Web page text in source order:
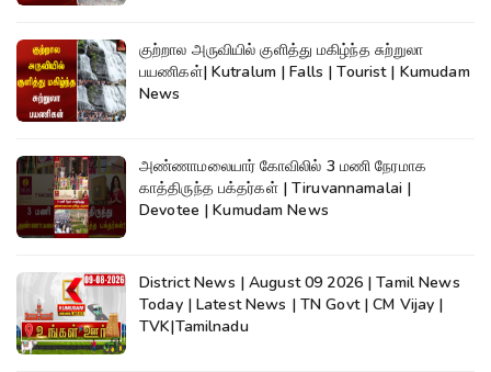
குற்றால அருவியில் குளித்து மகிழ்ந்த சுற்றுலா
பயணிகள்| Kutralum | Falls | Tourist | Kumudam
News
அண்ணாமலையார் கோவிலில் 3 மணி நேரமாக
காத்திருந்த பக்தர்கள் | Tiruvannamalai |
Devotee | Kumudam News
District News | August 09 2026 | Tamil News
Today | Latest News | TN Govt | CM Vijay |
TVK|Tamilnadu